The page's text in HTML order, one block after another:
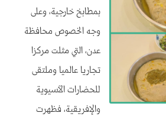
بمطابخ خارجية، وعلى
وجه الخصوص محافظة
عدن، التي مثلت مركزا
تجاريا عالميا وملتقى
للحضارات الآسيوية
والإفريقية، فظهرت